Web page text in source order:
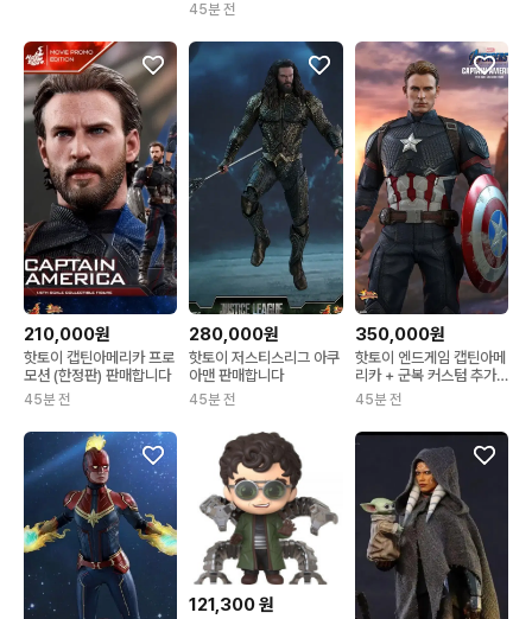
45분 전
210,000원
핫토이 캡틴아메리카 프로
모션 (한정판) 판매합니다
45분 전
280,000원
핫토이 저스티스리그 아쿠
아맨 판매합니다
45분 전
350,000원
핫토이 엔드게임 캡틴아메
리카 + 군복 커스텀 추가
서비스
45분 전
121,300원